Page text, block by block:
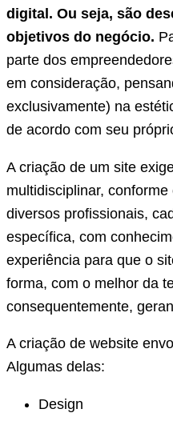
digital. Ou seja, são
objetivos do negócio.
parte dos
em consideração,
exclusivamente) na
de acordo com seu
A criação de um site
multidisciplinar, conforme
diversos profissionais,
específica, com
experiência para que o
forma, com o melhor da
consequentemente,
A criação de website
Algumas delas:
Design